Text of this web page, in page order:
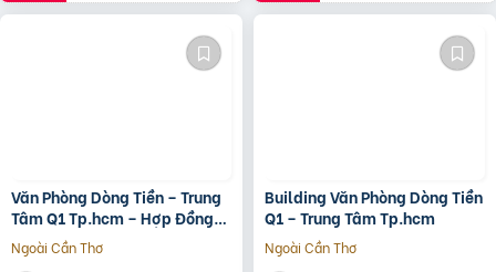
Văn Phòng Dòng Tiền – Trung
Tâm Q1 Tp.hcm – Hợp Đồng
Thuê 250 Triệu/Tháng – 115
Tỷ
Ngoài Cần Thơ
Building Văn Phòng Dòng Tiền
Q1 – Trung Tâm Tp.hcm
Ngoài Cần Thơ